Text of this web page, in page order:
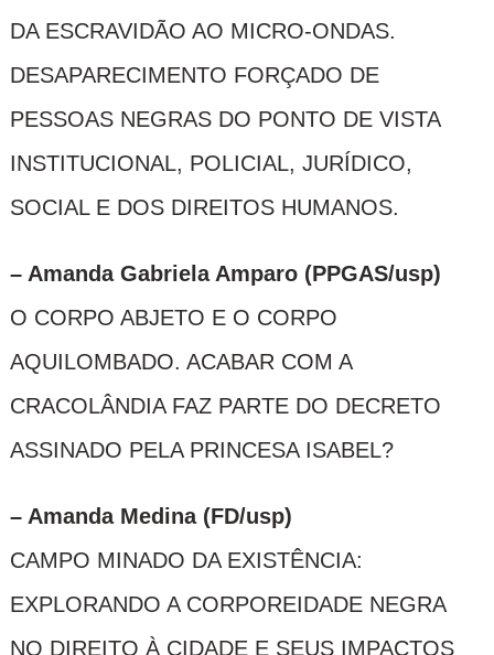
DA ESCRAVIDÃO AO MICRO-ONDAS.
DESAPARECIMENTO FORÇADO DE
PESSOAS NEGRAS DO PONTO DE VISTA
INSTITUCIONAL, POLICIAL, JURÍDICO,
SOCIAL E DOS DIREITOS HUMANOS.
– Amanda Gabriela Amparo (PPGAS/usp)
O CORPO ABJETO E O CORPO
AQUILOMBADO. ACABAR COM A
CRACOLÂNDIA FAZ PARTE DO DECRETO
ASSINADO PELA PRINCESA ISABEL?
– Amanda Medina (FD/usp)
CAMPO MINADO DA EXISTÊNCIA:
EXPLORANDO A CORPOREIDADE NEGRA
NO DIREITO À CIDADE E SEUS IMPACTOS